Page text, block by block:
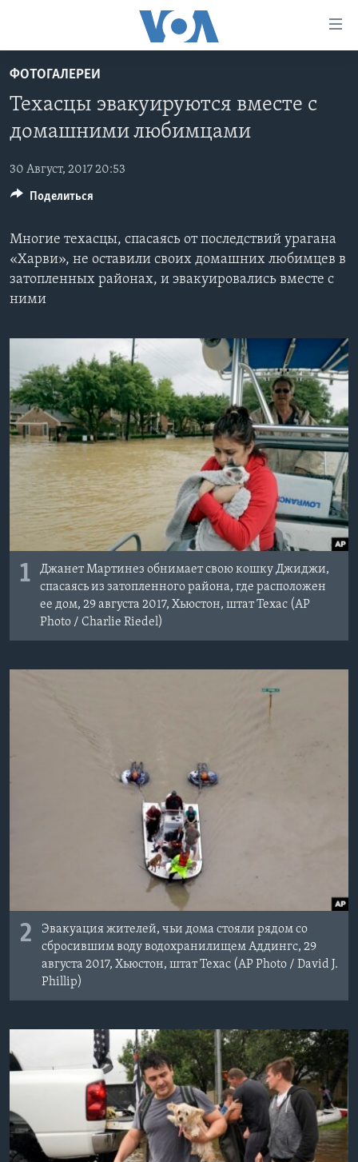
на
основной
контент
Перейти
навигации
поиск
ПРОГРАММЫ
НОВОСТИ ЗА МИНУТУ
ИТОГИ
ДИСКУССИЯ VOA
ДЕТАЛИ
АМЕРИКА. БОЛЬШОЕ ПУТЕШЕСТВИЕ
ПРОЕКТЫ
УЧИМ АНГЛИЙСКИЙ
НАША АМЕРИКАНСКАЯ ИСТОРИЯ
АРТЕФАКТЫ
АМЕРИКАНСКИЕ ГОРОДКИ
ЭКСПЕРТИЗА
ИНТЕРВЬЮ
ЗА СВОБОДУ ПРЕССЫ
УЧИМ АНГЛИЙСКИЙ
ПОДПИСКА НА НОВОСТИ
Learning English
СОЦИАЛЬНЫЕ СЕТИ
Языки
ФОТОГАЛЕРЕИ
Техасцы эвакуируются вместе с
домашними любимцами
30 Август, 2017 20:53
Многие техасцы, спасаясь от последствий урагана
«Харви», не оставили своих домашних любимцев в
затопленных районах, и эвакуировались вместе с
ними
1
Джанет Мартинез обнимает свою кошку Джиджи,
спасаясь из затопленного района, где расположен
ее дом, 29 августа 2017, Хьюстон, штат Техас (AP
Photo / Charlie Riedel)
2
Эвакуация жителей, чьи дома стояли рядом со
сбросившим воду водохранилищем Аддингс, 29
августа 2017, Хьюстон, штат Техас (AP Photo / David J.
Phillip)
Поделиться